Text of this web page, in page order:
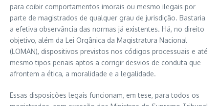
para coibir comportamentos imorais ou mesmo ilegais por
parte de magistrados de qualquer grau de jurisdição. Bastaria
a efetiva observância das normas já existentes. Há, no direito
objetivo, além da Lei Orgânica da Magistratura Nacional
(LOMAN), dispositivos previstos nos códigos processuais e até
mesmo tipos penais aptos a corrigir desvios de conduta que
afrontem a ética, a moralidade e a legalidade.
Essas disposições legais funcionam, em tese, para todos os